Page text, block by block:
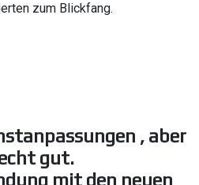
zum Blickfang.
, aber
gut.
mit den neuen